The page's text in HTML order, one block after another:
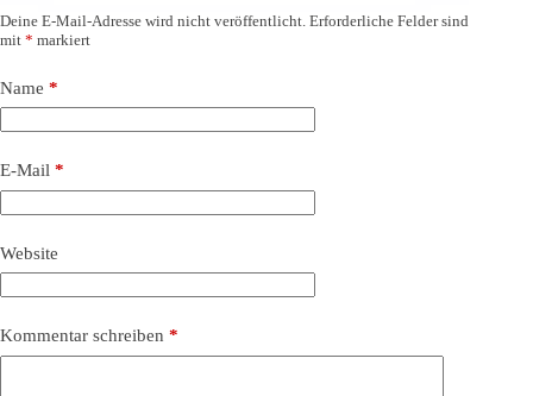
Deine E-Mail-Adresse wird nicht veröffentlicht. Erforderliche Felder sind
mit * markiert
Name *
E-Mail *
Website
Kommentar schreiben *